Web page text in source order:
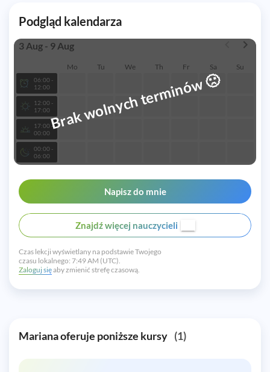
Podgląd kalendarza
3 Aug - 9 Aug
Mo Tu We Th Fr Sa Su
06:00 -
12:00
12:00 -
17:00
17:00 -
00:00
00:00 -
06:00
Brak wolnych terminów🙁
Napisz do mnie
Znajdź więcej nauczycieli
Czas lekcji wyświetlany na podstawie Twojego
czasu lokalnego: 7:49 AM (UTC).
Zaloguj sięaby zmienić strefę czasową.
Mariana oferuje poniższe kursy (1)